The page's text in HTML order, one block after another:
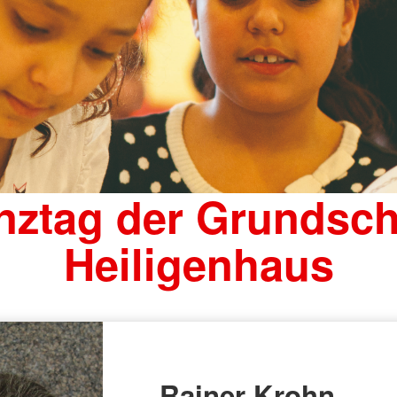
der
Heiligenhaus